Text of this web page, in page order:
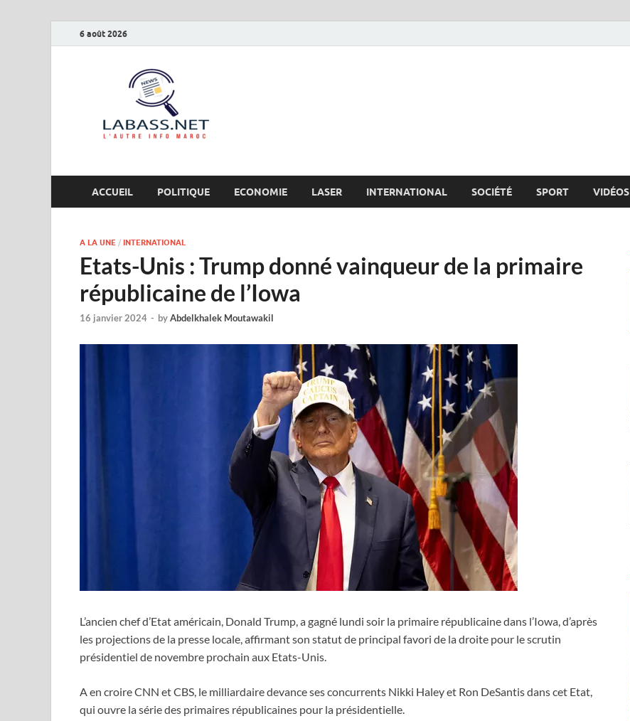
6 août 2026
ACCUEIL POLITIQUE ECONOMIE LASER INTERNATIONAL SOCIÉTÉ SPORT VIDÉOS
A LA UNE / INTERNATIONAL
Etats-Unis : Trump donné vainqueur de la primaire
républicaine de l’Iowa
16 janvier 2024 - byAbdelkhalek Moutawakil
L’ancien chef d’Etat américain, Donald Trump, a gagné lundi soir la primaire républicaine dans l’Iowa, d’après
les projections de la presse locale, affirmant son statut de principal favori de la droite pour le scrutin
présidentiel de novembre prochain aux Etats-Unis.
A en croire CNN et CBS, le milliardaire devance ses concurrents Nikki Haley et Ron DeSantis dans cet Etat,
qui ouvre la série des primaires républicaines pour la présidentielle.